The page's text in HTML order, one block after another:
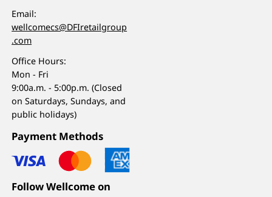
Email:
wellcomecs@DFIretailgroup
.com
Office Hours:
Mon - Fri
9:00a.m. - 5:00p.m. (Closed
on Saturdays, Sundays, and
public holidays)
Payment Methods
Follow Wellcome on